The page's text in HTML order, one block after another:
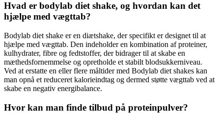
Hvad er bodylab diet shake, og hvordan kan det
hjælpe med vægttab?
Bodylab diet shake er en diætshake, der specifikt er designet til at
hjælpe med vægttab. Den indeholder en kombination af proteiner,
kulhydrater, fibre og fedtstoffer, der bidrager til at skabe en
mæthedsfornemmelse og opretholde et stabilt blodsukkerniveau.
Ved at erstatte en eller flere måltider med Bodylab diet shakes kan
man opnå et reduceret kalorieindtag og dermed støtte vægttab ved at
skabe en negativ energibalance.
Hvor kan man finde tilbud på proteinpulver?